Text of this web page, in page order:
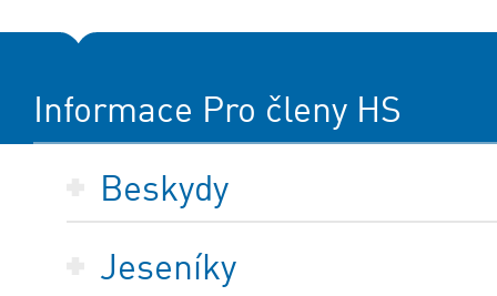
Informace Pro členy HS
Beskydy
Jeseníky